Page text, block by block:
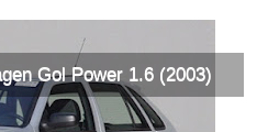
Gol Power 1.6 (2003)